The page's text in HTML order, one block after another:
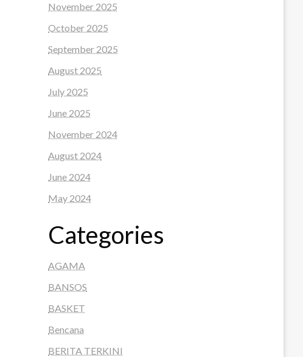
November 2025
October 2025
September 2025
August 2025
July 2025
June 2025
November 2024
August 2024
June 2024
May 2024
Categories
AGAMA
BANSOS
BASKET
Bencana
BERITA TERKINI